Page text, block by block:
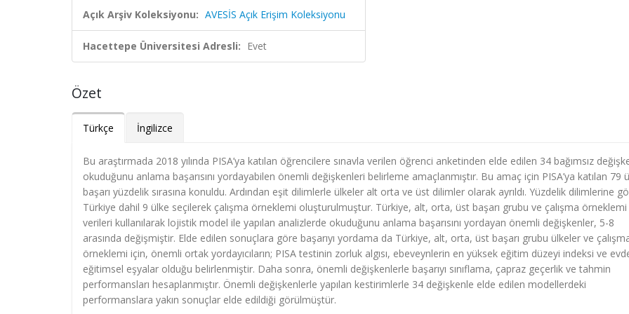
Açık Arşiv Koleksiyonu: AVESİS Açık Erişim Koleksiyonu
Hacettepe Üniversitesi Adresli: Evet
Özet
Türkçe İngilizce
Bu araştırmada 2018 yılında PISA’ya katılan öğrencilere sınavla verilen öğrenci anketinden elde edilen 34 bağımsız
okuduğunu anlama başarısını yordayabilen önemli değişkenleri belirleme amaçlanmıştır. Bu amaç için PISA’ya katılan 79
başarı yüzdelik sırasına konuldu. Ardından eşit dilimlerle ülkeler alt orta ve üst dilimler olarak ayrıldı. Yüzdelik dilimlerine
Türkiye dahil 9 ülke seçilerek çalışma örneklemi oluşturulmuştur. Türkiye, alt, orta, üst başarı grubu ve çalışma örneklemi
verileri kullanılarak lojistik model ile yapılan analizlerde okuduğunu anlama başarısını yordayan önemli değişkenler, 5-8
arasında değişmiştir. Elde edilen sonuçlara göre başarıyı yordama da Türkiye, alt, orta, üst başarı grubu ülkeler ve
örneklemi için, önemli ortak yordayıcıların; PISA testinin zorluk algısı, ebeveynlerin en yüksek eğitim düzeyi indeksi ve
eğitimsel eşyalar olduğu belirlenmiştir. Daha sonra, önemli değişkenlerle başarıyı sınıflama, çapraz geçerlik ve tahmin
performansları hesaplanmıştır. Önemli değişkenlerle yapılan kestirimlerle 34 değişkenle elde edilen modellerdeki
performanslara yakın sonuçlar elde edildiği görülmüştür.